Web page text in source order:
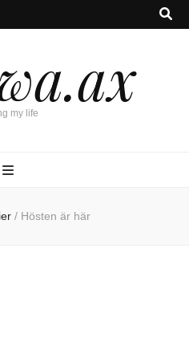
my life
/ Hösten är här